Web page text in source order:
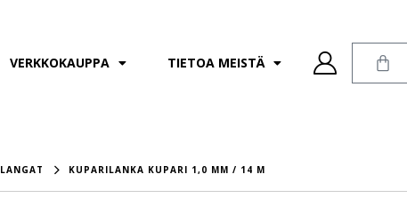
VERKKOKAUPPA TIETOA MEISTÄ
LANGAT KUPARILANKA KUPARI 1,0 MM / 14 M